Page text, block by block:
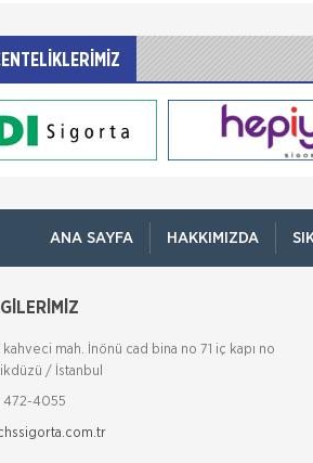
ANA SAYFA HAKKIMIZDA
mah. İnönü cad bina no 71 iç kapı no
/ İstanbul
472-4055